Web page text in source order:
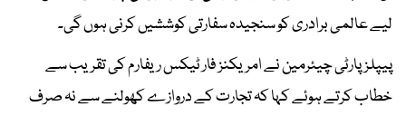
لیے عالمی برادری کو سنجیدہ سفارتی کوششیں کرنی ہوں گی۔
پیپلزپارٹی چیئرمین نے امریکنز فار ٹیکس ریفارم کی تقریب سے
خطاب کرتے ہوئے کہا کہ تجارت کے دروازے کھولنے سے نہ صرف